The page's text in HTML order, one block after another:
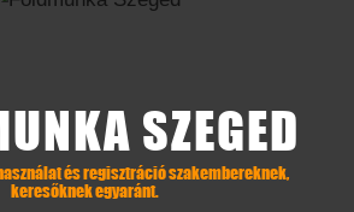
SZEGED
és regisztráció szakembereknek,
keresőknek egyaránt.